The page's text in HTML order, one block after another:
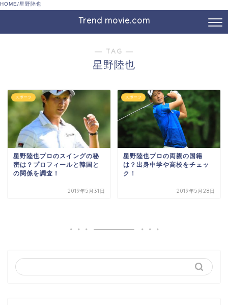
HOME/星野陸也
Trend movie.com
― TAG ―
星野陸也
スポーツ
星野陸也プロのスイングの秘
密は？プロフィールと韓国と
の関係を調査！
2019年5月31日
スポーツ
星野陸也プロの両親の国籍
は？出身中学や高校をチェッ
ク！
2019年5月28日